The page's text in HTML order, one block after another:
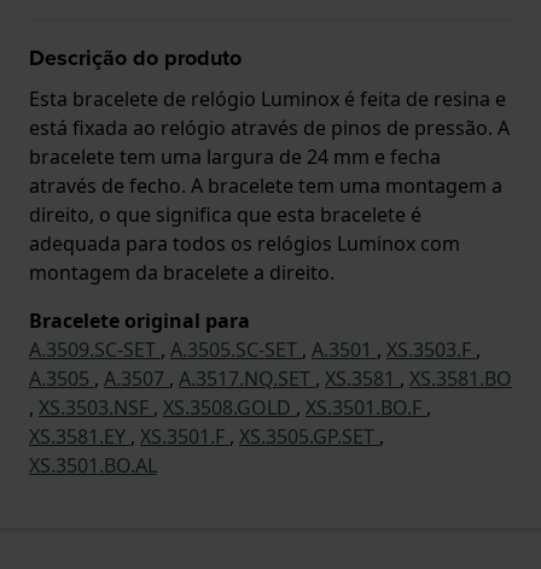
Descrição do produto
Esta bracelete de relógio Luminox é feita de resina e
está fixada ao relógio através de pinos de pressão. A
bracelete tem uma largura de 24 mm e fecha
através de fecho. A bracelete tem uma montagem a
direito, o que significa que esta bracelete é
adequada para todos os relógios Luminox com
montagem da bracelete a direito.
Bracelete original para
A.3509.SC-SET , A.3505.SC-SET , A.3501 , XS.3503.F ,
A.3505 , A.3507 , A.3517.NQ.SET , XS.3581 , XS.3581.BO
, XS.3503.NSF , XS.3508.GOLD , XS.3501.BO.F ,
XS.3581.EY , XS.3501.F , XS.3505.GP.SET ,
XS.3501.BO.AL